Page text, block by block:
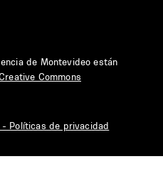
de Montevideo están
Commons
- Políticas de privacidad